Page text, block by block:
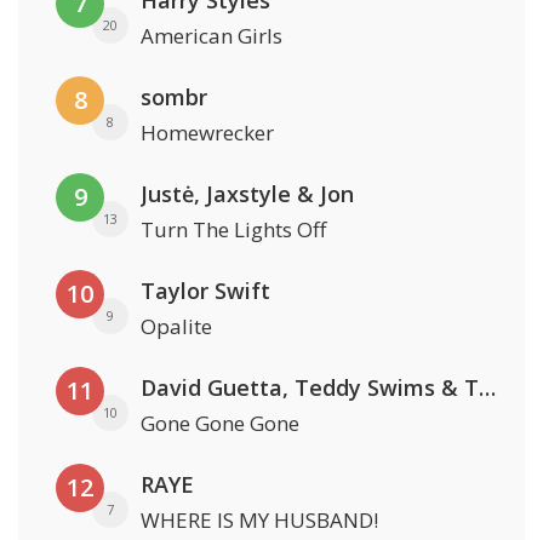
20 American Girls
8
8
sombr
Homewrecker
9
13
Justė, Jaxstyle & Jon
Turn The Lights Off
10
9
Taylor Swift
Opalite
11
10
David Guetta, Teddy Swims & Tones And I
Gone Gone Gone
12
7
RAYE
WHERE IS MY HUSBAND!